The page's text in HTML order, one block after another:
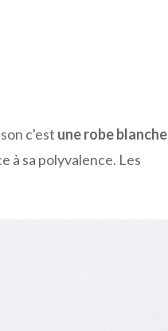
c'est une robe blanche
à sa polyvalence. Les